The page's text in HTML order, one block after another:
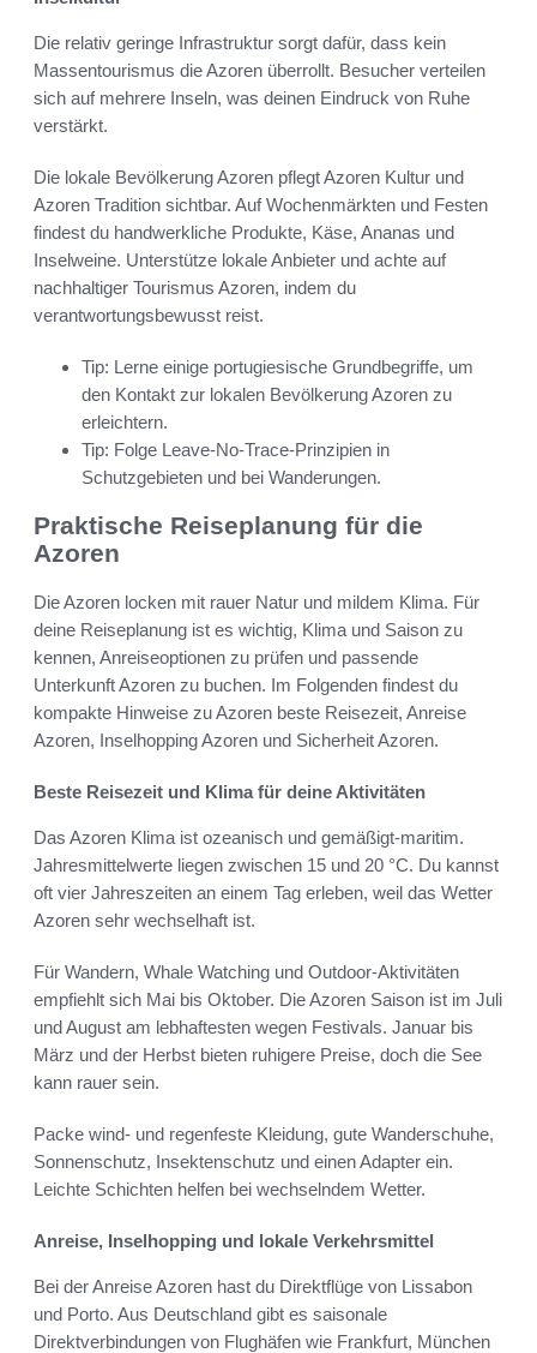
Die relativ geringe Infrastruktur sorgt dafür, dass kein
Massentourismus die Azoren überrollt. Besucher verteilen
sich auf mehrere Inseln, was deinen Eindruck von Ruhe
verstärkt.
Die lokale Bevölkerung Azoren pflegt Azoren Kultur und
Azoren Tradition sichtbar. Auf Wochenmärkten und Festen
findest du handwerkliche Produkte, Käse, Ananas und
Inselweine. Unterstütze lokale Anbieter und achte auf
nachhaltiger Tourismus Azoren, indem du
verantwortungsbewusst reist.
Tip: Lerne einige portugiesische Grundbegriffe, um
den Kontakt zur lokalen Bevölkerung Azoren zu
erleichtern.
Tip: Folge Leave-No-Trace-Prinzipien in
Schutzgebieten und bei Wanderungen.
Praktische Reiseplanung für die
Azoren
Die Azoren locken mit rauer Natur und mildem Klima. Für
deine Reiseplanung ist es wichtig, Klima und Saison zu
kennen, Anreiseoptionen zu prüfen und passende
Unterkunft Azoren zu buchen. Im Folgenden findest du
kompakte Hinweise zu Azoren beste Reisezeit, Anreise
Azoren, Inselhopping Azoren und Sicherheit Azoren.
Beste Reisezeit und Klima für deine Aktivitäten
Das Azoren Klima ist ozeanisch und gemäßigt-maritim.
Jahresmittelwerte liegen zwischen 15 und 20 °C. Du kannst
oft vier Jahreszeiten an einem Tag erleben, weil das Wetter
Azoren sehr wechselhaft ist.
Für Wandern, Whale Watching und Outdoor-Aktivitäten
empfiehlt sich Mai bis Oktober. Die Azoren Saison ist im Juli
und August am lebhaftesten wegen Festivals. Januar bis
März und der Herbst bieten ruhigere Preise, doch die See
kann rauer sein.
Packe wind- und regenfeste Kleidung, gute Wanderschuhe,
Sonnenschutz, Insektenschutz und einen Adapter ein.
Leichte Schichten helfen bei wechselndem Wetter.
Anreise, Inselhopping und lokale Verkehrsmittel
Bei der Anreise Azoren hast du Direktflüge von Lissabon
und Porto. Aus Deutschland gibt es saisonale
Direktverbindungen von Flughäfen wie Frankfurt, München